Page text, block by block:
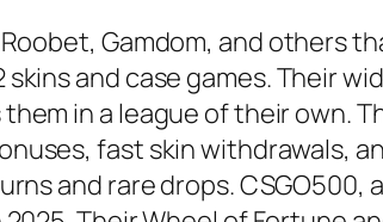
Gamdom, and others
and case games. Their
in a league of their own.
fast skin withdrawals,
and rare drops. CSGO500,